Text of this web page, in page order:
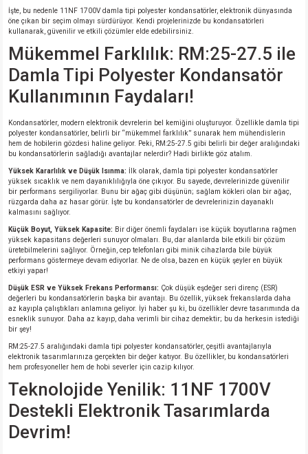
MARKA)
İşte, bu nedenle 11NF 1700V damla tipi polyester kondansatörler, elektronik dünyasında
öne çıkan bir seçim olmayı sürdürüyor. Kendi projelerinizde bu kondansatörleri
kullanarak, güvenilir ve etkili çözümler elde edebilirsiniz.
Mükemmel Farklılık: RM:25-27.5 ile
Damla Tipi Polyester Kondansatör
Kullanımının Faydaları!
Kondansatörler, modern elektronik devrelerin bel kemiğini oluşturuyor. Özellikle damla tipi
polyester kondansatörler, belirli bir “mükemmel farklılık” sunarak hem mühendislerin
hem de hobilerin gözdesi haline geliyor. Peki, RM:25-27.5 gibi belirli bir değer aralığındaki
bu kondansatörlerin sağladığı avantajlar nelerdir? Hadi birlikte göz atalım.
Yüksek Kararlılık ve Düşük Isınma: İlk olarak, damla tipi polyester kondansatörler
yüksek sıcaklık ve nem dayanıklılığıyla öne çıkıyor. Bu sayede, devrelerinizde güvenilir
bir performans sergiliyorlar. Bunu bir ağaç gibi düşünün; sağlam kökleri olan bir ağaç,
rüzgarda daha az hasar görür. İşte bu kondansatörler de devrelerinizin dayanaklı
kalmasını sağlıyor.
Küçük Boyut, Yüksek Kapasite: Bir diğer önemli faydaları ise küçük boyutlarına rağmen
yüksek kapasitans değerleri sunuyor olmaları. Bu, dar alanlarda bile etkili bir çözüm
üretebilmelerini sağlıyor. Örneğin, cep telefonları gibi minik cihazlarda bile büyük
performans göstermeye devam ediyorlar. Ne de olsa, bazen en küçük şeyler en büyük
etkiyi yapar!
Düşük ESR ve Yüksek Frekans Performansı: Çok düşük eşdeğer seri direnç (ESR)
değerleri bu kondansatörlerin başka bir avantajı. Bu özellik, yüksek frekanslarda daha
az kayıpla çalıştıkları anlamına geliyor. İyi haber şu ki, bu özellikler devre tasarımında da
esneklik sunuyor. Daha az kayıp, daha verimli bir cihaz demektir; bu da herkesin istediği
bir şey!
RM:25-27.5 aralığındaki damla tipi polyester kondansatörler, çeşitli avantajlarıyla
elektronik tasarımlarınıza gerçekten bir değer katıyor. Bu özellikler, bu kondansatörleri
hem profesyoneller hem de hobi severler için cazip kılıyor.
Teknolojide Yenilik: 11NF 1700V
Destekli Elektronik Tasarımlarda
Devrim!